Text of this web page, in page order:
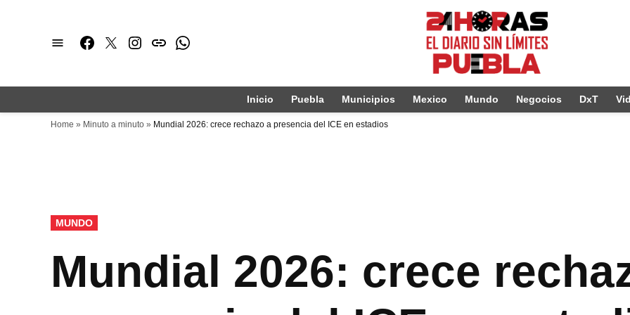
Facebook
TwitterInstagram
issuuWhatsapp
Inicio Puebla Municipios Mexico Mundo Negocios DxT
Home » Minuto a minuto » Mundial 2026: crece rechazo a presencia del ICE en estadios
PUBLICADO
EN
MUNDO
Mundial 2026: crece